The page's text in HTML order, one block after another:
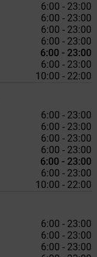
6:00 - 23:00
6:00 - 23:00
6:00 - 23:00
6:00 - 23:00
6:00 - 23:00
6:00 - 23:00
10:00 - 22:00
6:00 - 23:00
6:00 - 23:00
6:00 - 23:00
6:00 - 23:00
6:00 - 23:00
6:00 - 23:00
10:00 - 22:00
6:00 - 23:00
6:00 - 23:00
6:00 - 23:00